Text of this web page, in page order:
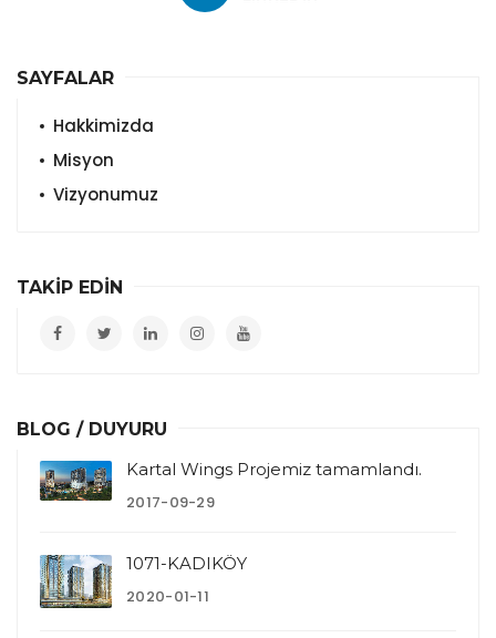
SAYFALAR
Hakkimizda
Misyon
Vizyonumuz
TAKİP EDİN
BLOG / DUYURU
Kartal Wings Projemiz tamamlandı.
2017-09-29
1071-KADIKÖY
2020-01-11